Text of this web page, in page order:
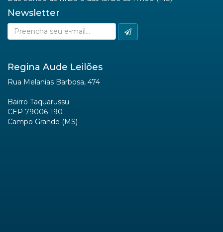
Newsletter
Regina Aude Leilões
Rua Melanias Barbosa, 474
Bairro Taquarussu
CEP 79006-190
Campo Grande (MS)